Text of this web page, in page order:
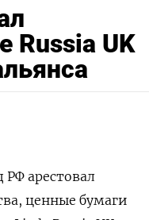
Russia UK
арестовал
ценные бумаги